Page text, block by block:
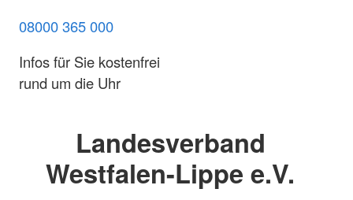
08000 365 000
Infos für Sie kostenfrei
rund um die Uhr
Landesverband
Westfalen-Lippe e.V.